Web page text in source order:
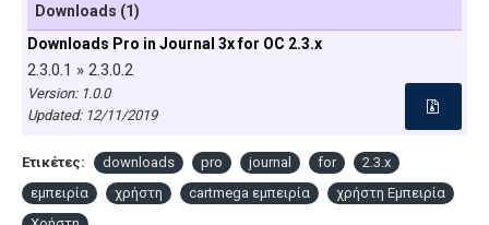
Downloads (1)
Downloads Pro in Journal 3x for OC 2.3.x
2.3.0.1 » 2.3.0.2
Version: 1.0.0
Updated: 12/11/2019
Ετικέτες: downloads pro journal for
2.3.x
εμπειρία
χρήστη cartmega εμπειρία
χρήστη Εμπειρία